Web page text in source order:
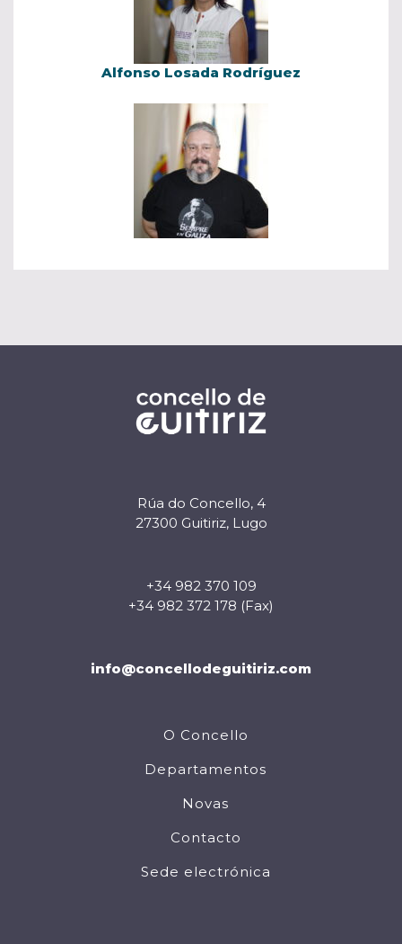
Alfonso Losada Rodríguez
Rúa do Concello, 4
27300 Guitiriz, Lugo
+34 982 370 109
+34 982 372 178 (Fax)
info@concellodeguitiriz.com
O Concello
Departamentos
Novas
Contacto
Sede electrónica